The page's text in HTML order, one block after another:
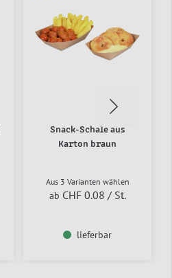
Snack-Schale aus
Karton braun
Aus 3 Varianten wählen
ab CHF 0.08 / St.
lieferbar